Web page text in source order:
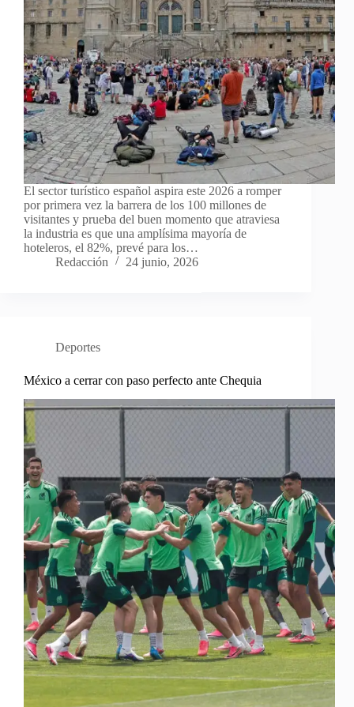
El sector turístico español aspira este 2026 a romper
por primera vez la barrera de los 100 millones de
visitantes y prueba del buen momento que atraviesa
la industria es que una amplísima mayoría de
hoteleros, el 82%, prevé para los…
Redacción
24 junio, 2026
Deportes
México a cerrar con paso perfecto ante Chequia